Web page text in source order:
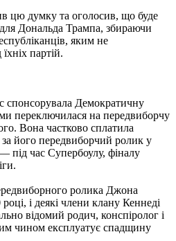
цю думку та оголосив, що буде
Дональда Трампа, збираючи
яким не
партій.
спонсорувала Демократичну
переключилася на передвиборчу
Вона частково сплатила
його передвиборчий ролик у
під час Супербоулу, фіналу
ролика Джона
і деякі члени клану Кеннеді
відомий родич, конспіролог і
чином експлуатує спадщину